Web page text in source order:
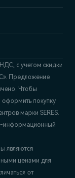
с учетом скидки
Предложение
Чтобы
покупку
марки SERES.
информационный
являются
ценами для
от